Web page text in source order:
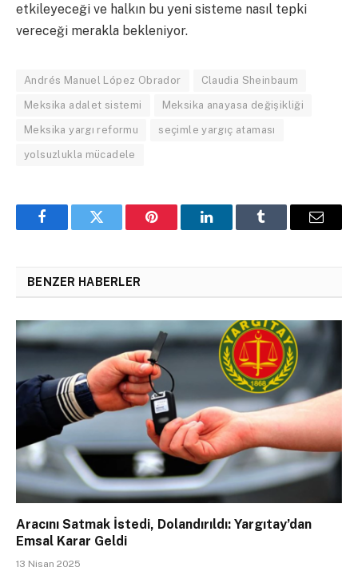
etkileyeceği ve halkın bu yeni sisteme nasıl tepki
vereceği merakla bekleniyor.
Andrés Manuel López Obrador Claudia Sheinbaum
Meksika adalet sistemi Meksika anayasa değişikliği
Meksika yargı reformu seçimle yargıç ataması
yolsuzlukla mücadele
FacebookTwitter Pinterest LinkedInTumblr Email
BENZER HABERLER
Aracını Satmak İstedi, Dolandırıldı: Yargıtay’dan
Emsal Karar Geldi
13 Nisan 2025